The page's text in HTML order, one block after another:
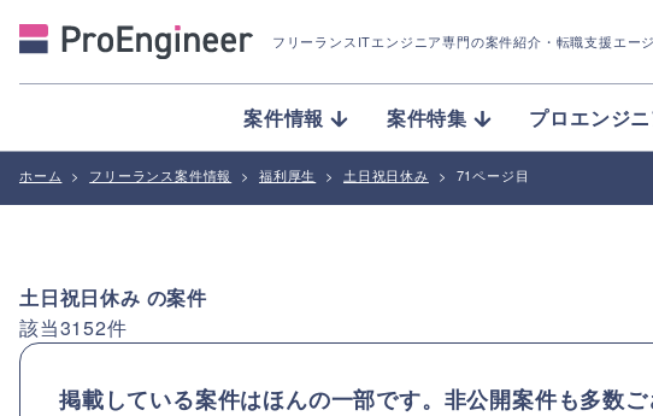
フリーランスITエンジニア専門の案件紹介 ・転職支援エー
案件情報 案件特集 プロエンジ
ホーム > フリーランス案件情報 > 福利厚生 > 土日祝日休み > 71ページ目
土日祝日休み の案件
該当3152件
掲載している案件はほんの一部です。非公開案件も多数ご